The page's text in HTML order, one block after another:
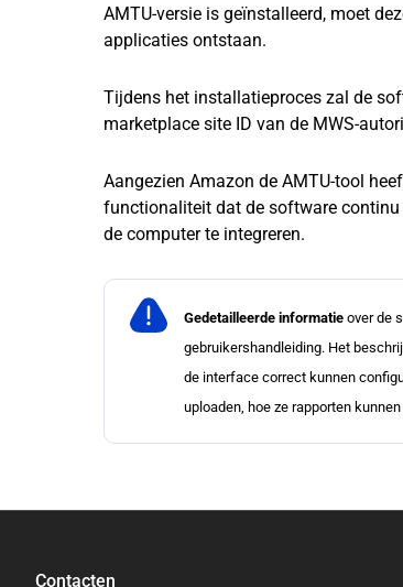
AMTU-versie is geïnstalleerd, moet
applicaties ontstaan.
Tijdens het installatieproces zal de
marketplace site ID van de MWS-
Aangezien Amazon de AMTU-tool
functionaliteit dat de software
de computer te integreren.
Gedetailleerde informatie over de
gebruikershandleiding. Het
de interface correct kunnen
uploaden, hoe ze rapporten
Contacten